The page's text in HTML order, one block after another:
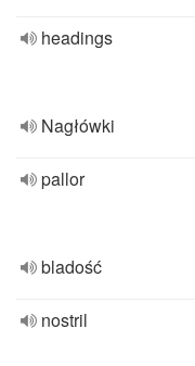
headings
Nagłówki
pallor
bladość
nostril